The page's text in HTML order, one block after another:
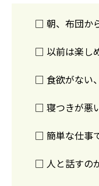
□ 朝、布団か
□ 以前は楽し
□ 食欲がない
□ 寝つきが悪
□ 簡単な仕事
□ 人と話すの